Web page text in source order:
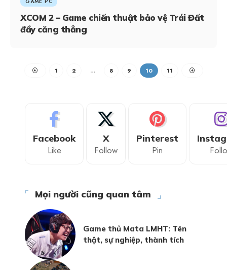
XCOM 2 – Game chiến thuật bảo vệ Trái Đất
đầy căng thẳng
1 2 … 8 9 10 11
Facebook
Like
X
Follow
Pinterest
Pin
Mọi người cũng quan tâm
Game thủ Mata LMHT: Tên
thật, sự nghiệp, thành tích